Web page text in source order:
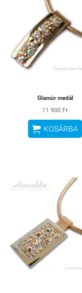
Glamúr medál
11 900 Ft
 KOSÁRBA